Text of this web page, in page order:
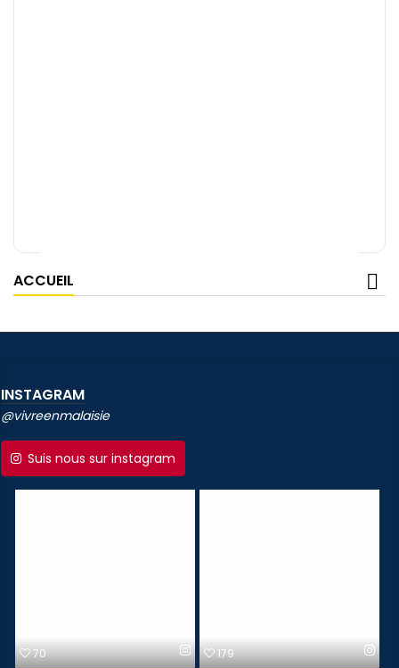
ACCUEIL
INSTAGRAM
@vivreenmalaisie
Suis nous sur instagram
179 108